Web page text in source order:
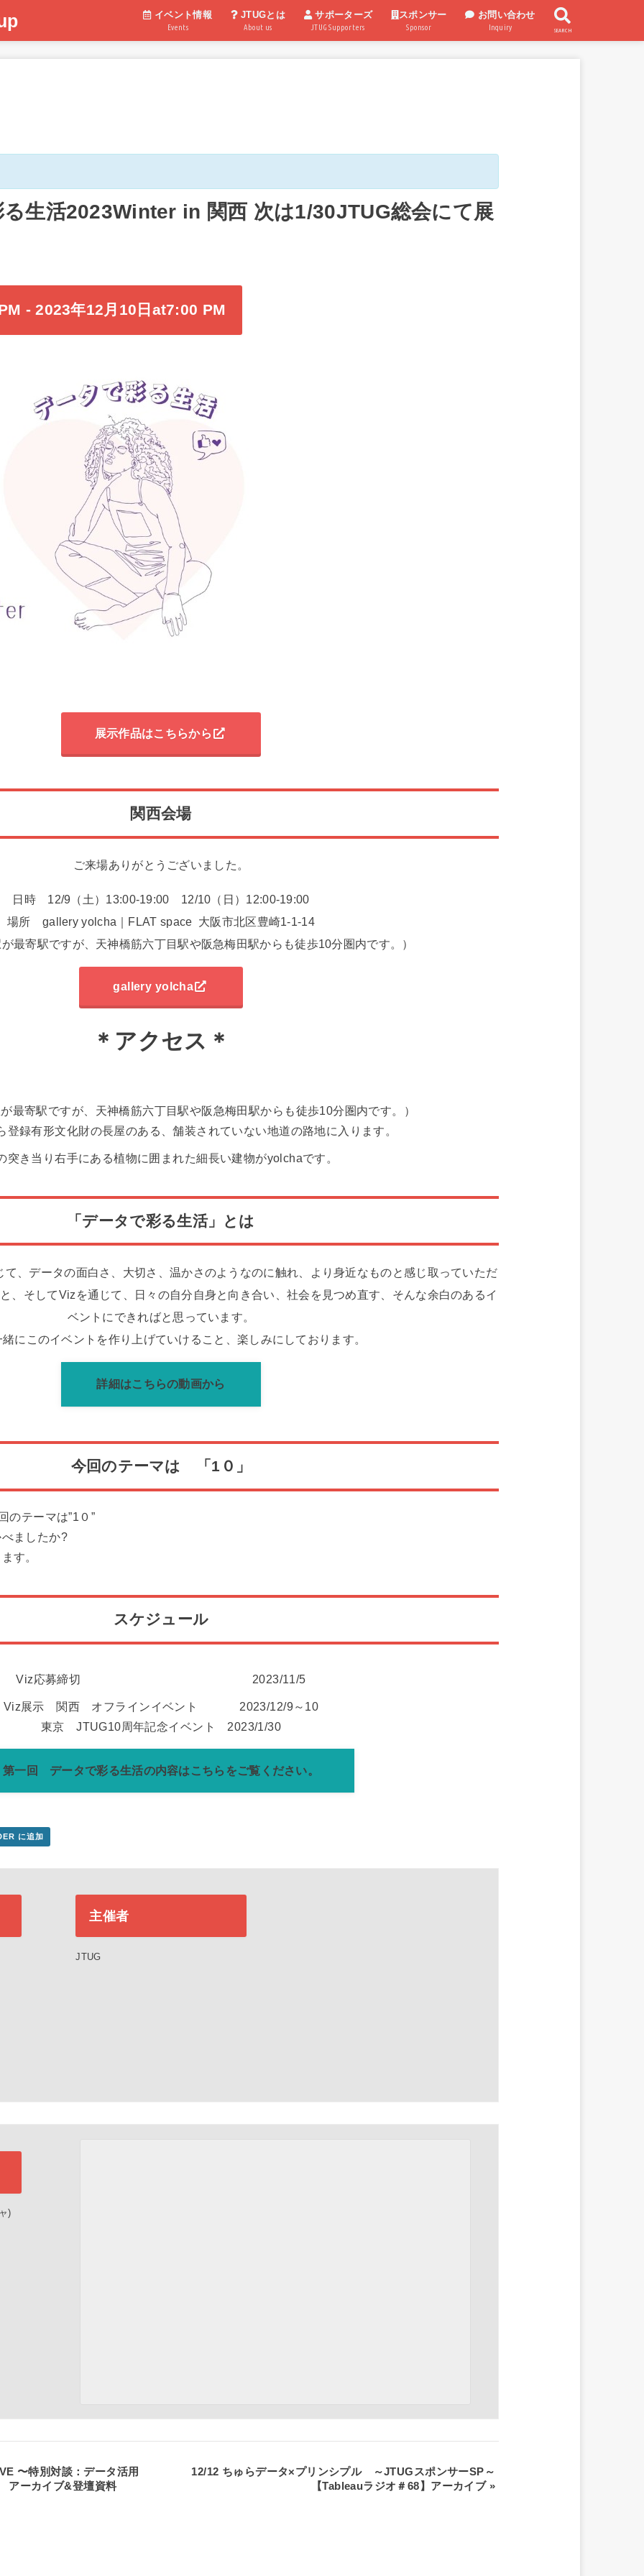
イベント情報
Events
JTUGとは
About us
サポーターズ
JTUG Supporters
スポンサー
Sponsor
お問い合わせ
Inquiry SEARCH
生活2023Winter in 関西 次は1/30JTUG総会にて展
-2023年12月10日at7:00 PM
展示作品はこちらから
関西会場
ご来場ありがとうございました。
日時 12/9（土）13:00-19:00 12/10（日）12:00-19:00
場所 gallery yolcha｜FLAT space 大阪市北区豊崎1-1-14
が最寄駅ですが、天神橋筋六丁目駅や阪急梅田駅からも徒歩10分圏内です。）
gallery yolcha
＊アクセス＊
が最寄駅ですが、天神橋筋六丁目駅や阪急梅田駅からも徒歩10分圏内です。）
登録有形文化財の長屋のある、舗装されていない地道の路地に入ります。
突き当り右手にある植物に囲まれた細長い建物がyolchaです。
「データで彩る生活」とは
、データの面白さ、大切さ、温かさのようなのに触れ、より身近なものと感じ取っていただ
、そしてVizを通じて、日々の自分自身と向き合い、社会を見つめ直す、そんな余白のあるイ
ベントにできればと思っています。
にこのイベントを作り上げていけること、楽しみにしております。
詳細はこちらの動画から
今回のテーマは 「1０」
のテーマは”1０”
ましたか?
す。
スケジュール
Viz応募締切 2023/11/5
Viz展示 関西 オフラインイベント 2023/12/9～10
東京 JTUG10周年記念イベント 2023/1/30
第一回 データで彩る生活の内容はこちらをご覧ください。
に追加
主催者
JTUG
)
〜特別対談：データ活用
アーカイブ&登壇資料
12/12 ちゅらデータ×プリンシプル ～JTUGスポンサーSP～
【Tableauラジオ＃68】アーカイブ »